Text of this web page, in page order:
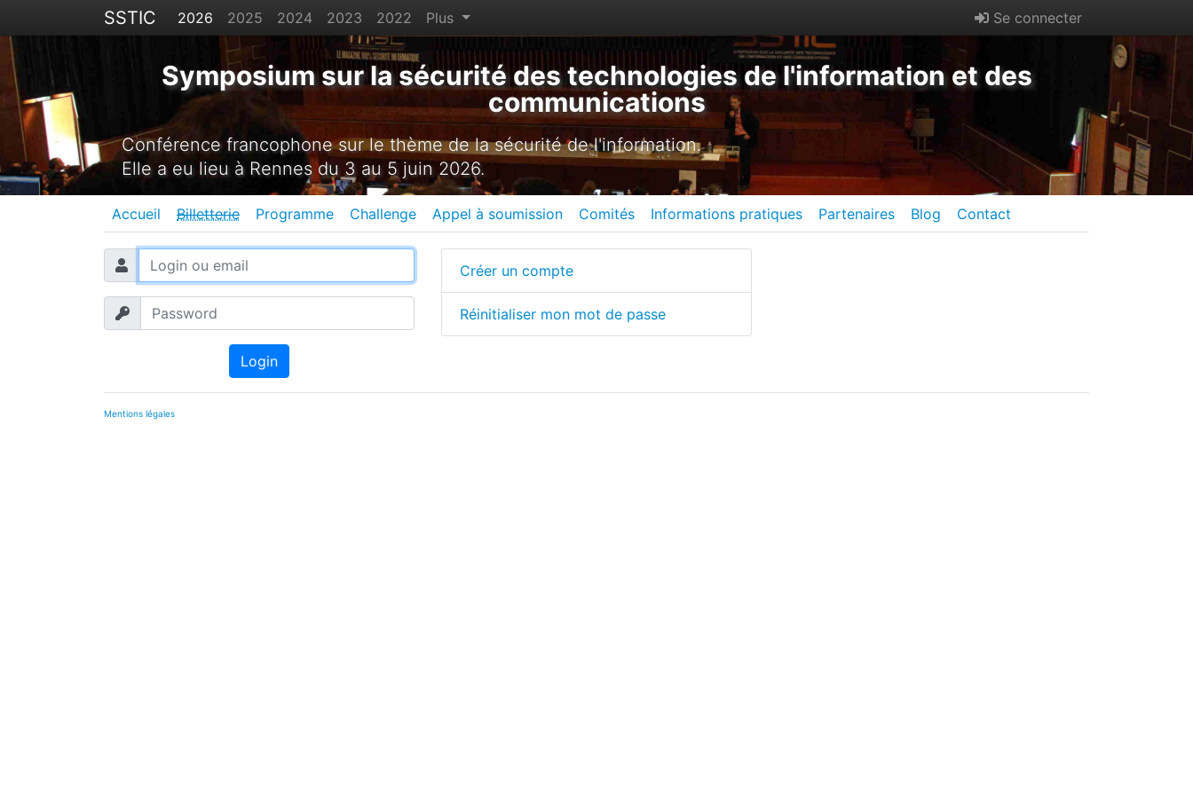
SSTIC 2026 2025 2024 2023 2022 Plus Se connecter
Symposium sur la sécurité des technologies de l'information et des
communications
Conférence francophone sur le thème de la sécurité de l'information.
Elle a eu lieu à Rennes du 3 au 5 juin 2026.
Accueil Billetterie Programme Challenge Appel à soumission Comités Informations pratiques Partenaires Blog Contact
Login
Créer un compte
Réinitialiser mon mot de passe
Mentions légales